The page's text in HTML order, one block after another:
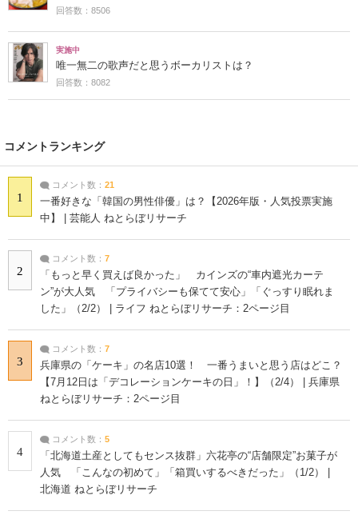
回答数：8506
実施中
唯一無二の歌声だと思うボーカリストは？
回答数：8082
コメントランキング
1
コメント数： 21
一番好きな「韓国の男性俳優」は？【2026年版・人気投票実施
中】 | 芸能人 ねとらぼリサーチ
2
コメント数： 7
「もっと早く買えば良かった」 カインズの“車内遮光カーテ
ン”が大人気 「プライバシーも保てて安心」「ぐっすり眠れま
した」（2/2） | ライフ ねとらぼリサーチ：2ページ目
3
コメント数： 7
兵庫県の「ケーキ」の名店10選！ 一番うまいと思う店はどこ？
【7月12日は「デコレーションケーキの日」！】（2/4） | 兵庫県
ねとらぼリサーチ：2ページ目
4
コメント数： 5
「北海道土産としてもセンス抜群」六花亭の“店舗限定”お菓子が
人気 「こんなの初めて」「箱買いするべきだった」（1/2） |
北海道 ねとらぼリサーチ